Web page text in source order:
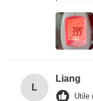
L
Liang
Utile